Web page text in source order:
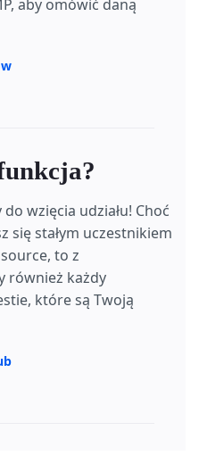
aby omówić daną
wzięcia udziału! Choć
się stałym uczestnikiem
to z
również każdy
które są Twoją